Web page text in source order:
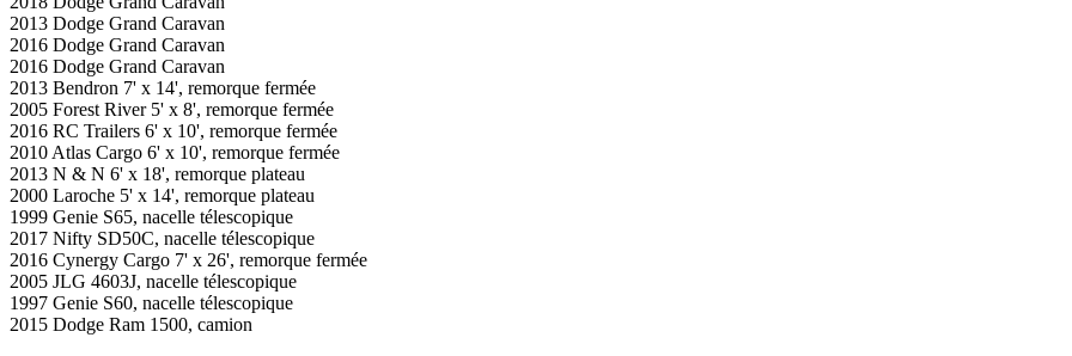
2013 Dodge Grand Caravan
2016 Dodge Grand Caravan
2016 Dodge Grand Caravan
2013 Bendron 7' x 14', remorque fermée
2005 Forest River 5' x 8', remorque fermée
2016 RC Trailers 6' x 10', remorque fermée
2010 Atlas Cargo 6' x 10', remorque fermée
2013 N & N 6' x 18', remorque plateau
2000 Laroche 5' x 14', remorque plateau
1999 Genie S65, nacelle télescopique
2017 Nifty SD50C, nacelle télescopique
2016 Cynergy Cargo 7' x 26', remorque fermée
2005 JLG 4603J, nacelle télescopique
1997 Genie S60, nacelle télescopique
2015 Dodge Ram 1500, camion